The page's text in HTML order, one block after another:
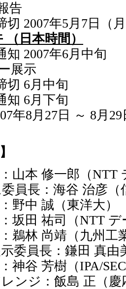
告
2007年5月7日（
（日本時間）
2007年6月中旬
展示
6月中旬
6月下旬
年8月27日 ～ 8月29
山本 修一郎（NTT
員長：海谷 治彦（
野中 誠（東洋大）
坂田 祐司（NTT デ
鵜林 尚靖（九州工
委員長：鎌田 真由
神谷 芳樹（IPA/
ンジ：飯島 正（慶